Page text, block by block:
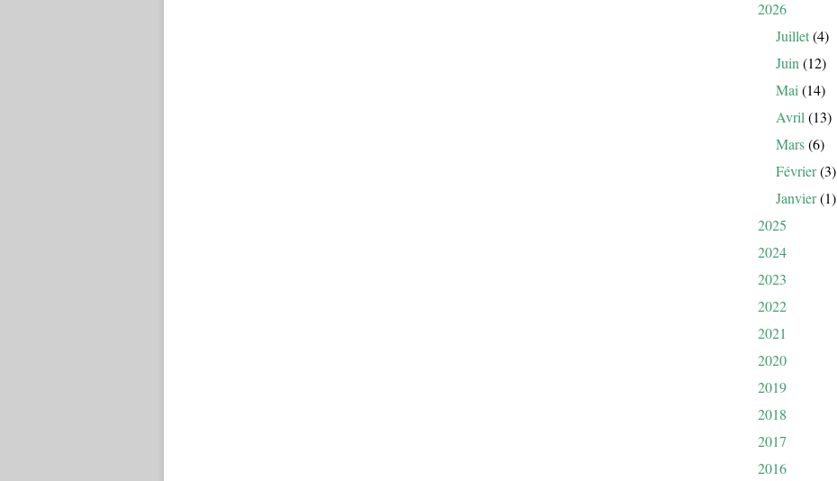
2026
Juillet(4)
Juin (12)
Mai (14)
Avril (13)
Mars(6)
Février(3)
Janvier(1)
2025
2024
2023
2022
2021
2020
2019
2018
2017
2016